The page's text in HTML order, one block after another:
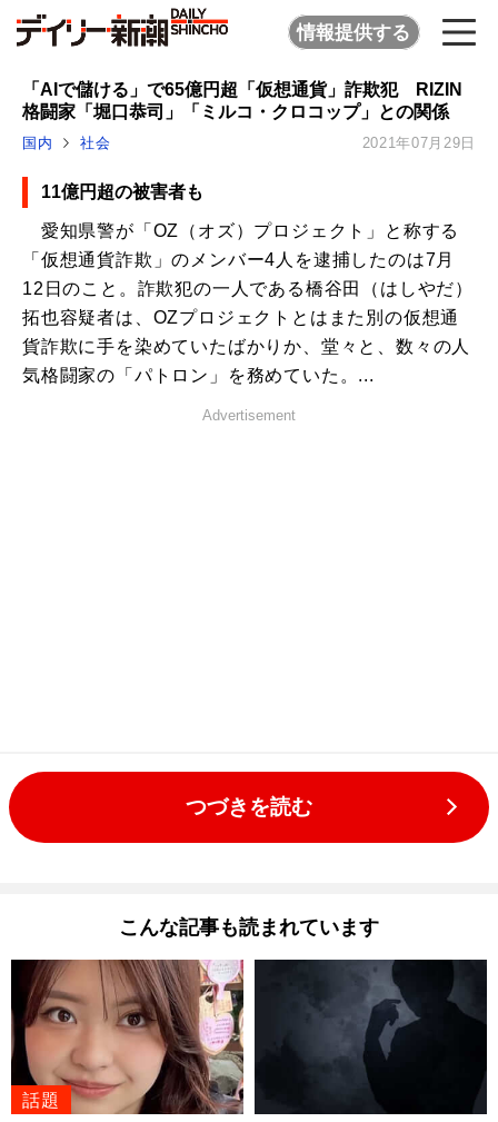
情報提供する
「AIで儲ける」で65億円超「仮想通貨」詐欺犯 RIZIN
格闘家「堀口恭司」「ミルコ・クロコップ」との関係
国内 社会 2021年07月29日
11億円超の被害者も
愛知県警が「OZ（オズ）プロジェクト」と称する
「仮想通貨詐欺」のメンバー4人を逮捕したのは7月
12日のこと。詐欺犯の一人である橋谷田（はしやだ）
拓也容疑者は、OZプロジェクトとはまた別の仮想通
貨詐欺に手を染めていたばかりか、堂々と、数々の人
気格闘家の「パトロン」を務めていた。...
Advertisement
つづきを読む
こんな記事も読まれています
話題